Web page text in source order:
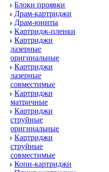
Блоки проявки
Драм-картриджи
Драм-юниты
Картридж-пленки
Картриджи
лазерные
оригинальные
Картриджи
лазерные
совместимые
Картриджи
матричные
Картриджи
струйные
оригинальные
Картриджи
струйные
совместимые
Копи-картриджи